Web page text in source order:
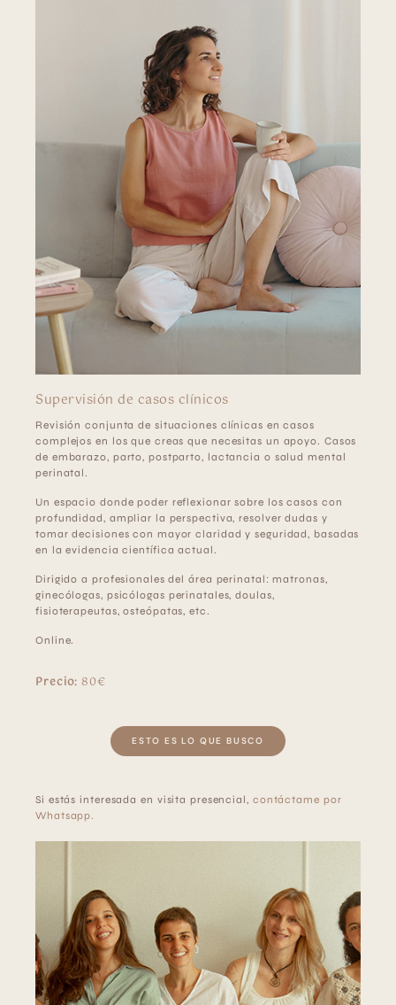
Supervisión de casos clínicos
Revisión conjunta de situaciones clínicas en casos
complejos en los que creas que necesitas un apoyo. Casos
de embarazo, parto, postparto, lactancia o salud mental
perinatal.
Un espacio donde poder reflexionar sobre los casos con
profundidad, ampliar la perspectiva, resolver dudas y
tomar decisiones con mayor claridad y seguridad, basadas
en la evidencia científica actual.
Dirigido a profesionales del área perinatal: matronas,
ginecólogas, psicólogas perinatales, doulas,
fisioterapeutas, osteópatas, etc.
Online.
Precio: 80€
ESTO ES LO QUE BUSCO
Si estás interesada en visita presencial, contáctame por
Whatsapp.